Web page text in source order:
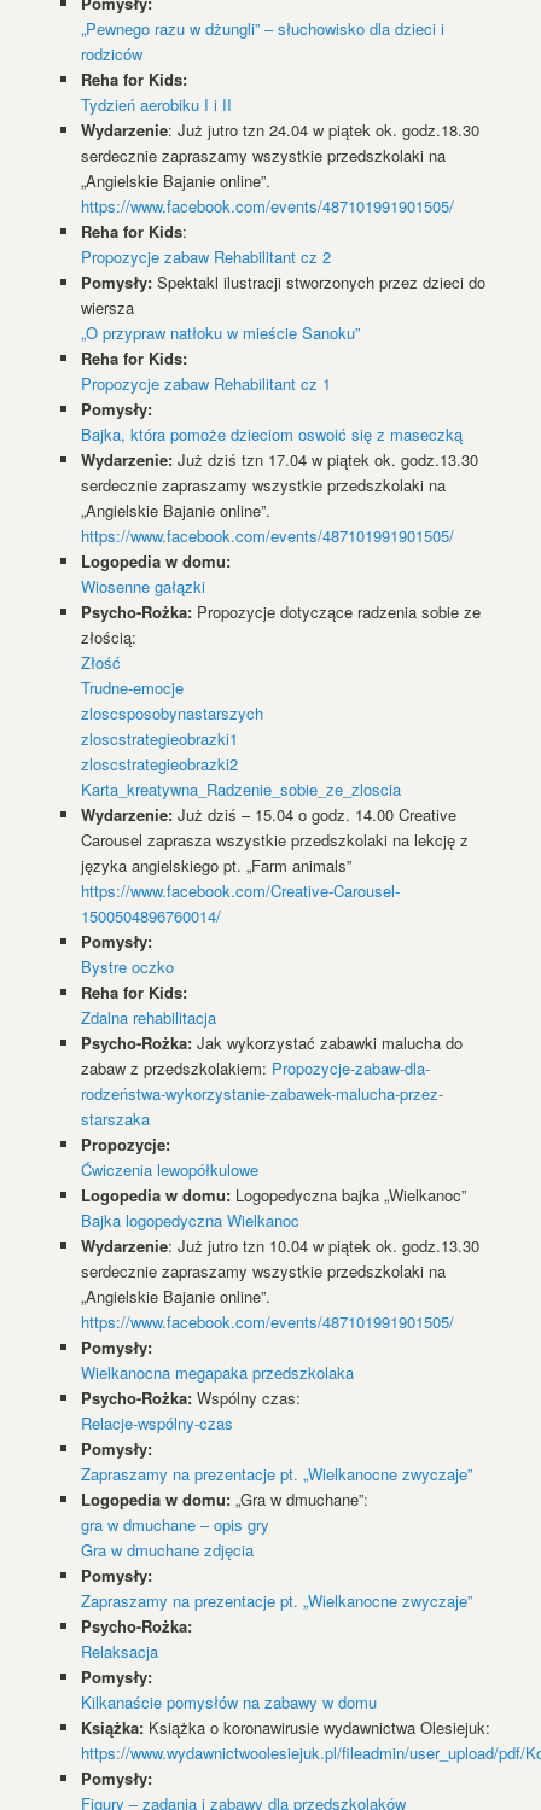
„Pewnego razu w dżungli” – słuchowisko dla dzieci i
rodziców
Reha for Kids:
Tydzień aerobiku I i II
Wydarzenie: Już jutro tzn 24.04 w piątek ok. godz.18.30
serdecznie zapraszamy wszystkie przedszkolaki na
„Angielskie Bajanie online”.
https://www.facebook.com/events/487101991901505/
Reha for Kids:
Propozycje zabaw Rehabilitant cz 2
Pomysły:Spektakl ilustracji stworzonych przez dzieci do
wiersza
„O przypraw natłoku w mieście Sanoku”
Reha for Kids:
Propozycje zabaw Rehabilitant cz 1
Pomysły:
Bajka, która pomoże dzieciom oswoić się z maseczką
Wydarzenie:Już dziś tzn 17.04 w piątek ok. godz.13.30
serdecznie zapraszamy wszystkie przedszkolaki na
„Angielskie Bajanie online”.
https://www.facebook.com/events/487101991901505/
Logopedia w domu:
Wiosenne gałązki
Psycho-Rożka: Propozycje dotyczące radzenia sobie ze
złością:
Złość
Trudne-emocje
zloscsposobynastarszych
zloscstrategieobrazki1
zloscstrategieobrazki2
Karta_kreatywna_Radzenie_sobie_ze_zloscia
Wydarzenie:Już dziś – 15.04 o godz. 14.00 Creative
Carousel zaprasza wszystkie przedszkolaki na lekcję z
języka angielskiego pt. „Farm animals”
https://www.facebook.com/Creative-Carousel-
1500504896760014/
Pomysły:
Bystre oczko
Reha for Kids:
Zdalna rehabilitacja
Psycho-Rożka: Jak wykorzystać zabawki malucha do
zabaw z przedszkolakiem: Propozycje-zabaw-dla-
rodzeństwa-wykorzystanie-zabawek-malucha-przez-
starszaka
Propozycje:
Ćwiczenia lewopółkulowe
Logopedia w domu: Logopedyczna bajka „Wielkanoc”
Bajka logopedyczna Wielkanoc
Wydarzenie: Już jutro tzn 10.04 w piątek ok. godz.13.30
serdecznie zapraszamy wszystkie przedszkolaki na
„Angielskie Bajanie online”.
https://www.facebook.com/events/487101991901505/
Pomysły:
Wielkanocna megapaka przedszkolaka
Psycho-Rożka: Wspólny czas:
Relacje-wspólny-czas
Pomysły:
Zapraszamy na prezentacje pt. „Wielkanocne zwyczaje”
Logopedia w domu:„Gra w dmuchane”:
gra w dmuchane – opis gry
Gra w dmuchane zdjęcia
Pomysły:
Zapraszamy na prezentacje pt. „Wielkanocne zwyczaje”
Psycho-Rożka:
Relaksacja
Pomysły:
Kilkanaście pomysłów na zabawy w domu
Książka:Książka o koronawirusie wydawnictwa Olesiejuk:
https://www.wydawnictwoolesiejuk.pl/fileadmin/user_upload/pdf/
Pomysły:
Figury – zadania i zabawy dla przedszkolaków